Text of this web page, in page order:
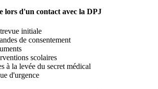
lors d'un contact avec la DPJ
initiale
de consentement
scolaires
à la levée du secret médical
d'urgence